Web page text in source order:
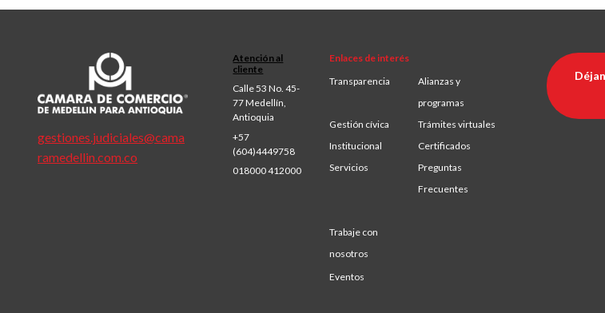
gestiones.judiciales@cama
ramedellin.com.co
Atención al
cliente
Calle 53 No. 45-
77 Medellín,
Antioquia
+57
(604)4449758
018000 412000
Enlaces de interés
Transparencia
Alianzas y
programas
Gestión cívica
Trámites virtuales
Institucional
Certificados
Servicios
Preguntas
Frecuentes
Trabaje con
nosotros
Eventos